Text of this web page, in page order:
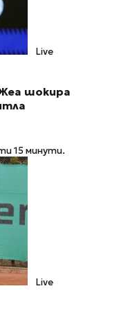
Live
шокира
15 минути.
Live